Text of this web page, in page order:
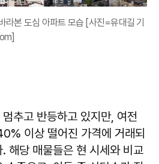
라본 도심 아파트 모습 [사진=유대길 기
추고 반등하고 있지만, 여전
이상 떨어진 가격에 거래되
해당 매물들은 현 시세와 비교